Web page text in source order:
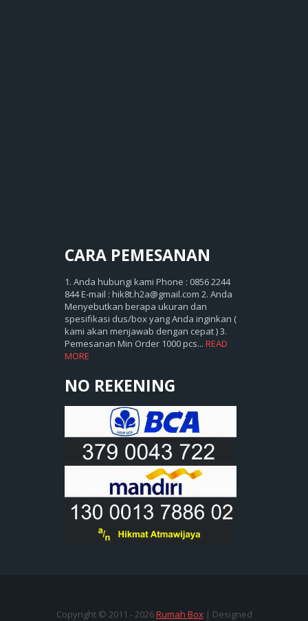
CARA PEMESANAN
1. Anda hubungi kami Phone : 0856 2244
844 E-mail : hik8t.h2a@gmail.com 2. Anda
Menyebutkan berapa ukuran dan
spesifikasi dus/box yang Anda inginkan (
kami akan menjawab dengan cepat ) 3.
Pemesanan Min Order 1000 pcs... READ
MORE
NO REKENING
Copyright © 2011 -2026Rumah Box| Designed